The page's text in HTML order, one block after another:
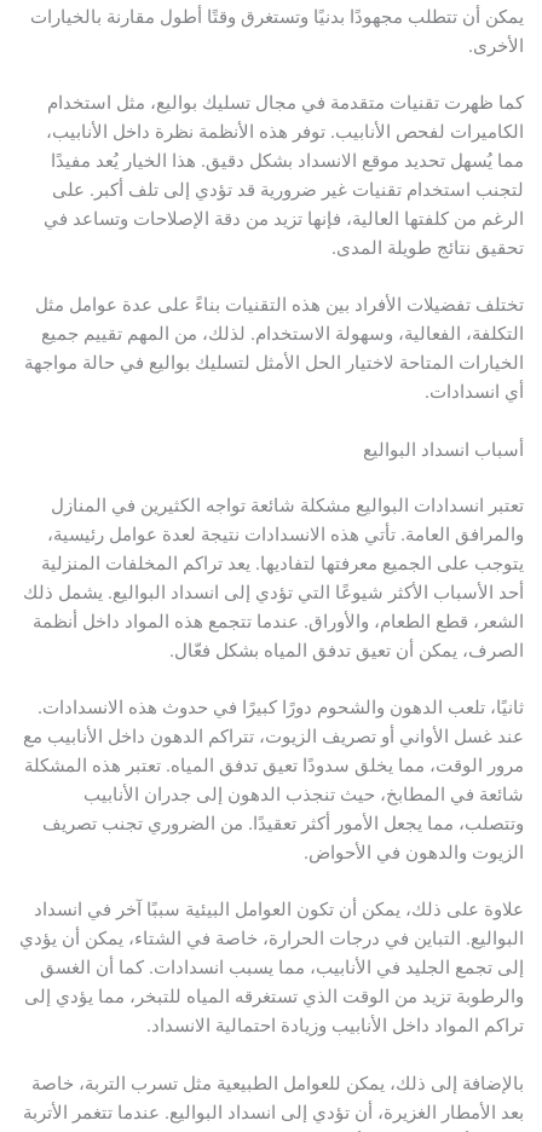
يمكن أن تتطلب مجهودًا بدنيًا وتستغرق وقتًا أطول مقارنة بالخيارات
الأخرى.
كما ظهرت تقنيات متقدمة في مجال تسليك بواليع، مثل استخدام
الكاميرات لفحص الأنابيب. توفر هذه الأنظمة نظرة داخل الأنابيب،
مما يُسهل تحديد موقع الانسداد بشكل دقيق. هذا الخيار يُعد مفيدًا
لتجنب استخدام تقنيات غير ضرورية قد تؤدي إلى تلف أكبر. على
الرغم من كلفتها العالية، فإنها تزيد من دقة الإصلاحات وتساعد في
تحقيق نتائج طويلة المدى.
تختلف تفضيلات الأفراد بين هذه التقنيات بناءً على عدة عوامل مثل
التكلفة، الفعالية، وسهولة الاستخدام. لذلك، من المهم تقييم جميع
الخيارات المتاحة لاختيار الحل الأمثل لتسليك بواليع في حالة مواجهة
أي انسدادات.
أسباب انسداد البواليع
تعتبر انسدادات البواليع مشكلة شائعة تواجه الكثيرين في المنازل
والمرافق العامة. تأتي هذه الانسدادات نتيجة لعدة عوامل رئيسية،
يتوجب على الجميع معرفتها لتفاديها. يعد تراكم المخلفات المنزلية
أحد الأسباب الأكثر شيوعًا التي تؤدي إلى انسداد البواليع. يشمل ذلك
الشعر، قطع الطعام، والأوراق. عندما تتجمع هذه المواد داخل أنظمة
الصرف، يمكن أن تعيق تدفق المياه بشكل فعّال.
ثانيًا، تلعب الدهون والشحوم دورًا كبيرًا في حدوث هذه الانسدادات.
عند غسل الأواني أو تصريف الزيوت، تتراكم الدهون داخل الأنابيب مع
مرور الوقت، مما يخلق سدودًا تعيق تدفق المياه. تعتبر هذه المشكلة
شائعة في المطابخ، حيث تنجذب الدهون إلى جدران الأنابيب
وتتصلب، مما يجعل الأمور أكثر تعقيدًا. من الضروري تجنب تصريف
الزيوت والدهون في الأحواض.
علاوة على ذلك، يمكن أن تكون العوامل البيئية سببًا آخر في انسداد
البواليع. التباين في درجات الحرارة، خاصة في الشتاء، يمكن أن يؤدي
إلى تجمع الجليد في الأنابيب، مما يسبب انسدادات. كما أن الغسق
والرطوبة تزيد من الوقت الذي تستغرقه المياه للتبخر، مما يؤدي إلى
تراكم المواد داخل الأنابيب وزيادة احتمالية الانسداد.
بالإضافة إلى ذلك، يمكن للعوامل الطبيعية مثل تسرب التربة، خاصة
بعد الأمطار الغزيرة، أن تؤدي إلى انسداد البواليع. عندما تتغمر الأتربة